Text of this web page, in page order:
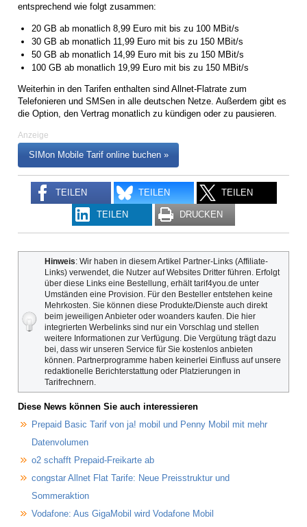
entsprechend wie folgt zusammen:
20 GB ab monatlich 8,99 Euro mit bis zu 100 MBit/s
30 GB ab monatlich 11,99 Euro mit bis zu 150 MBit/s
50 GB ab monatlich 14,99 Euro mit bis zu 150 MBit/s
100 GB ab monatlich 19,99 Euro mit bis zu 150 MBit/s
Weiterhin in den Tarifen enthalten sind Allnet-Flatrate zum
Telefonieren und SMSen in alle deutschen Netze. Außerdem gibt es
die Option, den Vertrag monatlich zu kündigen oder zu pausieren.
Anzeige
SIMon Mobile Tarif online buchen »
TEILEN TEILEN TEILEN
TEILEN DRUCKEN
Hinweis: Wir haben in diesem Artikel Partner-Links (Affiliate-
Links) verwendet, die Nutzer auf Websites Dritter führen. Erfolgt
über diese Links eine Bestellung, erhält tarif4you.de unter
Umständen eine Provision. Für den Besteller entstehen keine
Mehrkosten. Sie können diese Produkte/Dienste auch direkt
beim jeweiligen Anbieter oder woanders kaufen. Die hier
integrierten Werbelinks sind nur ein Vorschlag und stellen
weitere Informationen zur Verfügung. Die Vergütung trägt dazu
bei, dass wir unseren Service für Sie kostenlos anbieten
können. Partnerprogramme haben keinerlei Einfluss auf unsere
redaktionelle Berichterstattung oder Platzierungen in
Tarifrechnern.
Diese News können Sie auch interessieren
Prepaid Basic Tarif von ja! mobil und Penny Mobil mit mehr
Datenvolumen
o2 schafft Prepaid-Freikarte ab
congstar Allnet Flat Tarife: Neue Preisstruktur und
Sommeraktion
Vodafone: Aus GigaMobil wird Vodafone Mobil